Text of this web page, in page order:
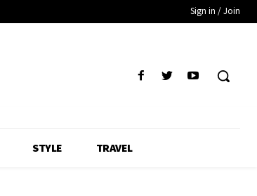
Sign in / Join
STYLE TRAVEL